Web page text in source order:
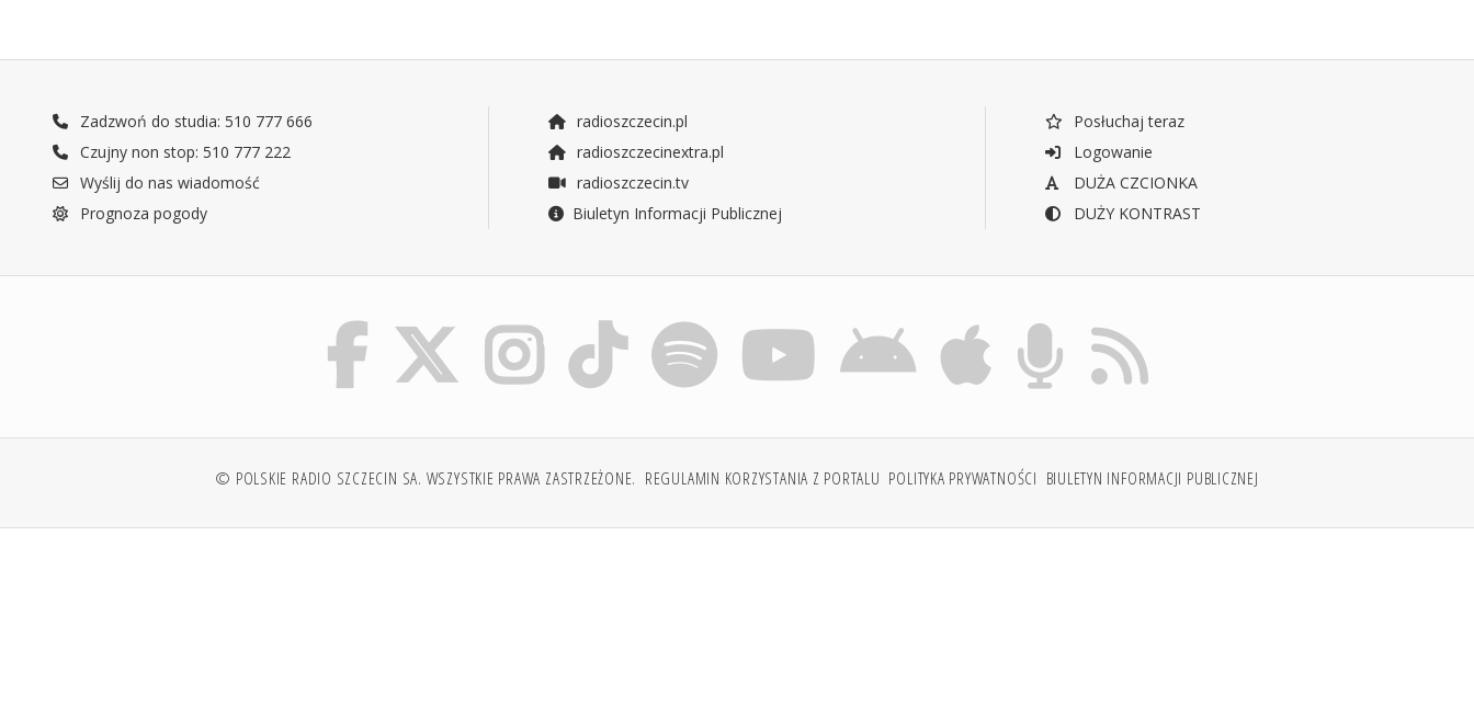
Zadzwoń do studia: 510 777 666
Czujny non stop: 510 777 222
Wyślij do nas wiadomość
Prognoza pogody
radioszczecin.pl
radioszczecinextra.pl
radioszczecin.tv
Biuletyn Informacji Publicznej
Posłuchaj teraz
Logowanie
DUŻA CZCIONKA
DUŻY KONTRAST
© POLSKIE RADIO SZCZECIN SA. WSZYSTKIE PRAWA ZASTRZEŻONE. REGULAMIN KORZYSTANIA Z PORTALU POLITYKA PRYWATNOŚCI BIULETYN INFORMACJI PUBLICZNEJ